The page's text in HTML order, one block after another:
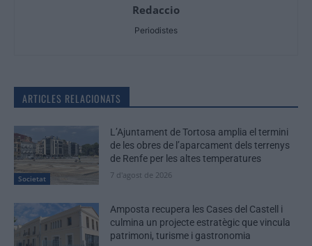
Redaccio
Periodistes
ARTICLES RELACIONATS
Societat
L’Ajuntament de Tortosa amplia el termini
de les obres de l’aparcament dels terrenys
de Renfe per les altes temperatures
7 d'agost de 2026
Amposta recupera les Cases del Castell i
culmina un projecte estratègic que vincula
patrimoni, turisme i gastronomia